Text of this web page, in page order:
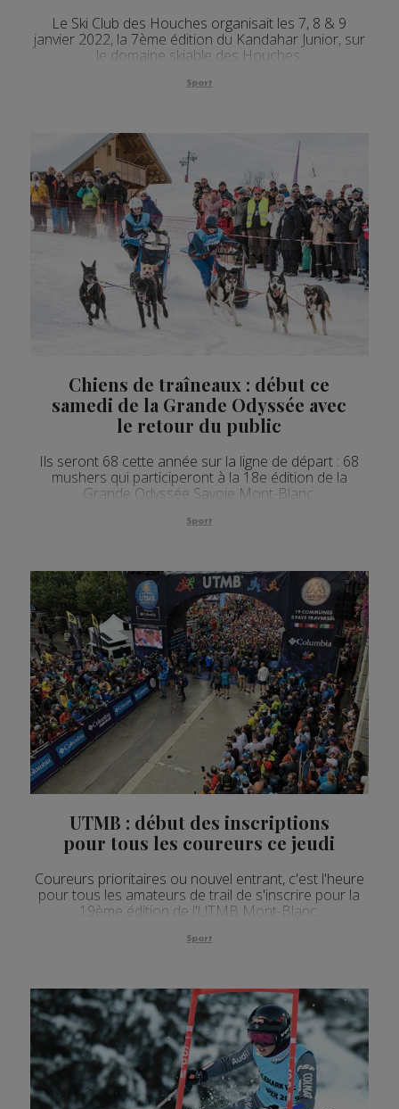
Le Ski Club des Houches organisait les 7, 8 & 9
janvier 2022, la 7ème édition du Kandahar Junior, sur
le domaine skiable des Houches.
Sport
Chiens de traîneaux : début ce
samedi de la Grande Odyssée avec
le retour du public
Ils seront 68 cette année sur la ligne de départ : 68
mushers qui participeront à la 18e édition de la
Grande Odyssée Savoie Mont-Blanc.
Sport
UTMB : début des inscriptions
pour tous les coureurs ce jeudi
Coureurs prioritaires ou nouvel entrant, c'est l'heure
pour tous les amateurs de trail de s'inscrire pour la
19ème édition de l'UTMB Mont-Blanc.
Sport